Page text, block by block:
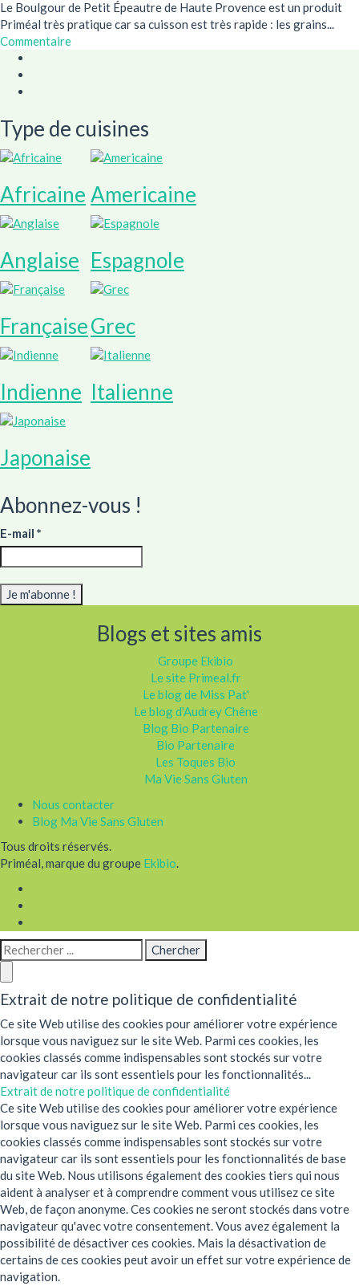
Le Boulgour de Petit Épeautre de Haute Provence est un produit
Priméal très pratique car sa cuisson est très rapide : les grains...
Commentaire
Type de cuisines
Africaine Americaine
Anglaise Espagnole
FrançaiseGrec
Indienne Italienne
Japonaise
Abonnez-vous !
E-mail *
Blogs et sites amis
Groupe Ekibio
Le site Primeal.fr
Le blog de Miss Pat'
Le blog d'Audrey Chêne
Blog Bio Partenaire
Bio Partenaire
Les Toques Bio
Ma Vie Sans Gluten
Nous contacter
Blog Ma Vie Sans Gluten
Tous droits réservés.
Priméal, marque du groupe Ekibio.
Extrait de notre politique de confidentialité
Ce site Web utilise des cookies pour améliorer votre expérience
lorsque vous naviguez sur le site Web. Parmi ces cookies, les
cookies classés comme indispensables sont stockés sur votre
navigateur car ils sont essentiels pour les fonctionnalités...
Extrait de notre politique de confidentialité
Ce site Web utilise des cookies pour améliorer votre expérience
lorsque vous naviguez sur le site Web. Parmi ces cookies, les
cookies classés comme indispensables sont stockés sur votre
navigateur car ils sont essentiels pour les fonctionnalités de base
du site Web. Nous utilisons également des cookies tiers qui nous
aident à analyser et à comprendre comment vous utilisez ce site
Web, de façon anonyme. Ces cookies ne seront stockés dans votre
navigateur qu'avec votre consentement. Vous avez également la
possibilité de désactiver ces cookies. Mais la désactivation de
certains de ces cookies peut avoir un effet sur votre expérience de
navigation.